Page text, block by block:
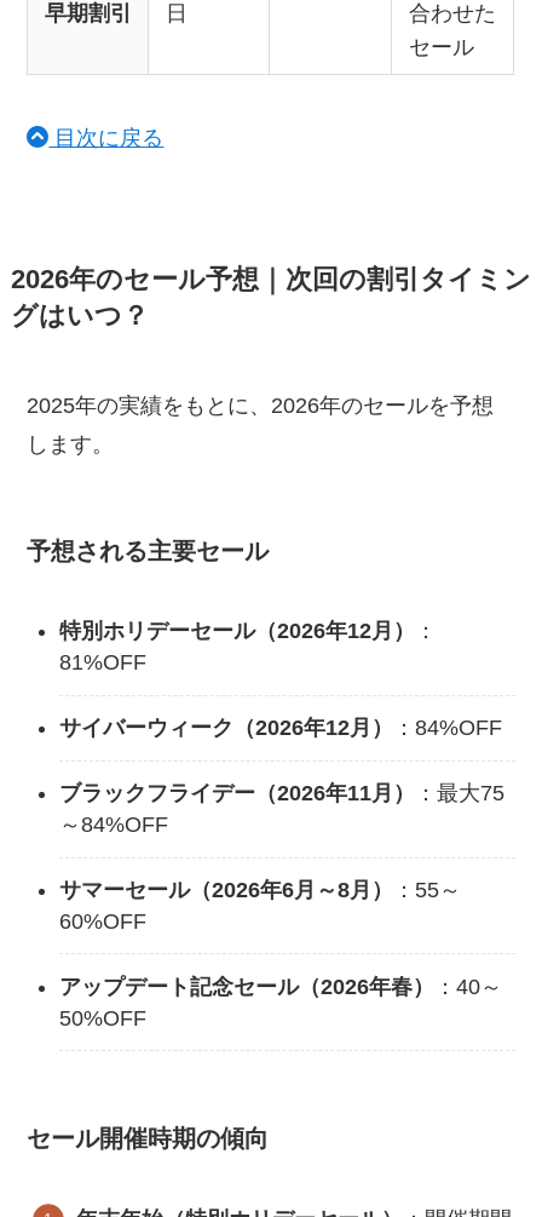
早期割引
日
合わせた
セール
目次に戻る
2026年のセール予想｜次回の割引タイミン
グはいつ？
2025年の実績をもとに、2026年のセールを予想
します。
予想される主要セール
特別ホリデーセール（2026年12月）
：
81%OFF
サイバーウィーク（2026年12月） ：84%OFF
ブラックフライデー（2026年11月）
：最大75
～84%OFF
サマーセール（2026年6月～8月）
：55～
60%OFF
アップデート記念セール（2026年春）
：40～
50%OFF
セール開催時期の傾向